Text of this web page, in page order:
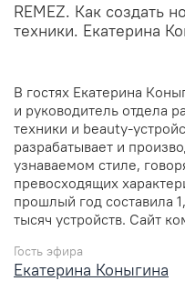
REMEZ. Как создать
техники. Екатерина
В гостях Екатерина
и руководитель отдела
техники и beauty-
разрабатывает и
узнаваемом стиле,
превосходящих
прошлый год составила
тысяч устройств. Сайт
Гость эфира
Екатерина Коныгина